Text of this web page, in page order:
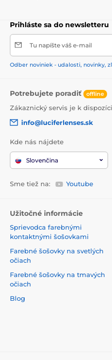
Prihláste sa do newsletteru
Tu napíšte váš e-mail
Odber noviniek - udalosti, novinky,
Potrebujete poradiť offline
Zákaznický servis je k
info@luciferlenses.sk
Kde nás nájdete
Slovenčina
Sme tiež na: Youtube
Užitočné informácie
Sprievodca farebnými
kontaktnými šošovkami
Farebné šošovky na svetlých
očiach
Farebné šošovky na tmavých
očiach
Blog